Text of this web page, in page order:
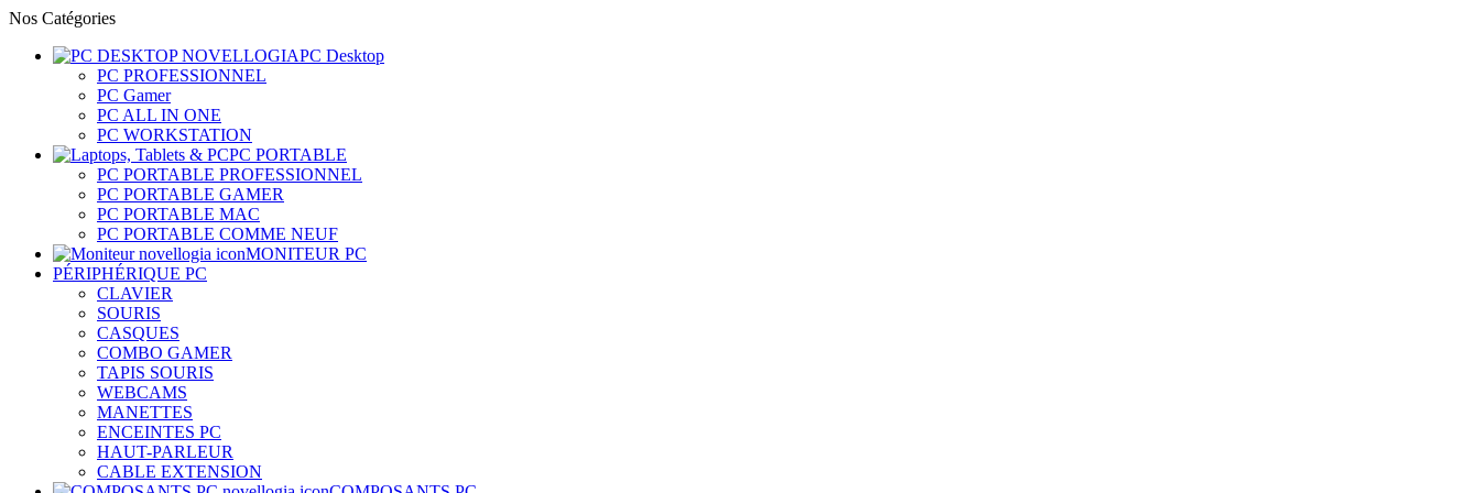
Nos Catégories
PC Desktop
PC PROFESSIONNEL
PC Gamer
PC ALL IN ONE
PC WORKSTATION
PC PORTABLE
PC PORTABLE PROFESSIONNEL
PC PORTABLE GAMER
PC PORTABLE MAC
PC PORTABLE COMME NEUF
MONITEUR PC
PÉRIPHÉRIQUE PC
CLAVIER
SOURIS
CASQUES
COMBO GAMER
TAPIS SOURIS
WEBCAMS
MANETTES
ENCEINTES PC
HAUT-PARLEUR
CABLE EXTENSION